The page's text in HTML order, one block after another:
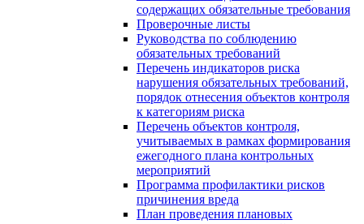
содержащих обязательные требования
Проверочные листы
Руководства по соблюдению
обязательных требований
Перечень индикаторов риска
нарушения обязательных требований,
порядок отнесения объектов контроля
к категориям риска
Перечень объектов контроля,
учитываемых в рамках формирования
ежегодного плана контрольных
мероприятий
Программа профилактики рисков
причинения вреда
План проведения плановых